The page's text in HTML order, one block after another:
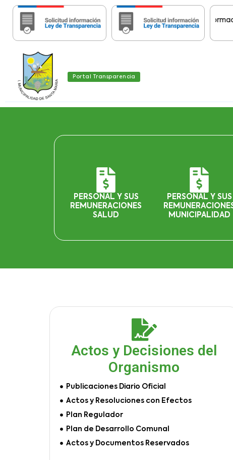
Importante:Estas páginas contienen Información
Portal Transparencia
PERSONAL Y SUS
REMUNERACIONES
SALUD
PERSONAL Y SUS
MUNICIPALIDAD
Actos y Decisiones del
Organismo
Publicaciones Diario Oficial
Actos y Resoluciones con Efectos
Plan Regulador
Plan de Desarrollo Comunal
Actos y Documentos Reservados